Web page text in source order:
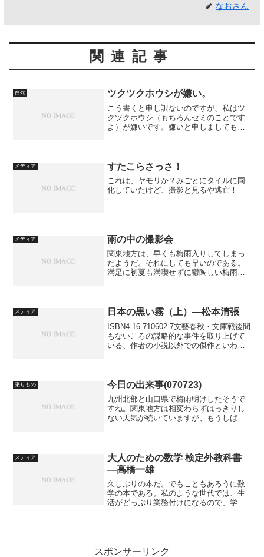
なおさん
関連記事
自然 ツクツクホウシが嫌い。
こう書くと申し訳ないのですが、私はツ
クツクホウシ（もちろんセミのことです
よ）が嫌いです。嫌いと申しましても、
何なのでしょうか（そんなも...
メディア すたこらさっさ！
これは、ヤモリか？みごとにタイルに同
化していたけど、撮影と見るや逃亡！
メディア 雨の中の撮影会
関東地方は、早くも梅雨入りしてしまっ
たようだ。それにしても早いのである。
満足に初夏も満喫せずに鬱陶しい梅雨に
の中に出て撮影を楽しもう...
メディア 日本の黒い霧（上）―松本清張
ISBN4-16-710602-7文藝春秋・文庫戦後間
もないころの謀略的な事件を取り上げて
いる、作者の小説以外での傑作といわれ
いる...
乗りもの 今日の出来事(070723)
九州北部と山口県で梅雨明けしたそうで
すね。関東地方は相変わらずはっきりし
ない天気が続いていますが、もうしばら
ハの雄です。 Phot...
メディア
大人のための数学 検定外教科書
―高橋一雄
久しぶりの本だ。でもこともあろうに数
学の本である。私のような世代では、生
活がどっぷり業務付けになるので、学べ
スポンサーリンク